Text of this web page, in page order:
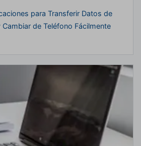
para Transferir Datos de
de Teléfono Fácilmente